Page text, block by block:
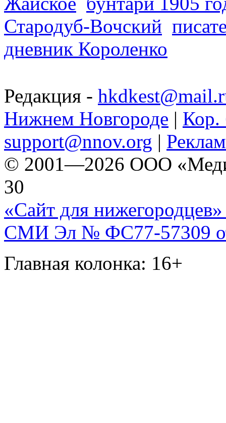
Стародуб-Вочский
дневник Короленко
Редакция -
Нижнем Новгороде | Кор.
support@nnov.org |
© 2001—2026 ООО
30
«Сайт для нижегородцев»
СМИ Эл № ФС77-57309
Главная колонка: 16+